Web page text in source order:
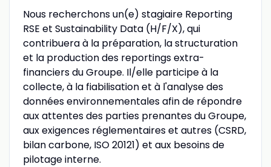
Nous recherchons un(e) stagiaire Reporting
RSE et Sustainability Data (H/F/X), qui
contribuera à la préparation, la structuration
et la production des reportings extra-
financiers du Groupe. Il/elle participe à la
collecte, à la fiabilisation et à l'analyse des
données environnementales afin de répondre
aux attentes des parties prenantes du Groupe,
aux exigences réglementaires et autres (CSRD,
bilan carbone, ISO 20121) et aux besoins de
pilotage interne.